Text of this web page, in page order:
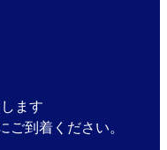
ます
ご到着ください。